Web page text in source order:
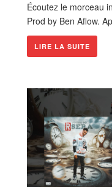
Écoutez le morceau
Prod by Ben Aflow.
LIRE LA SUITE